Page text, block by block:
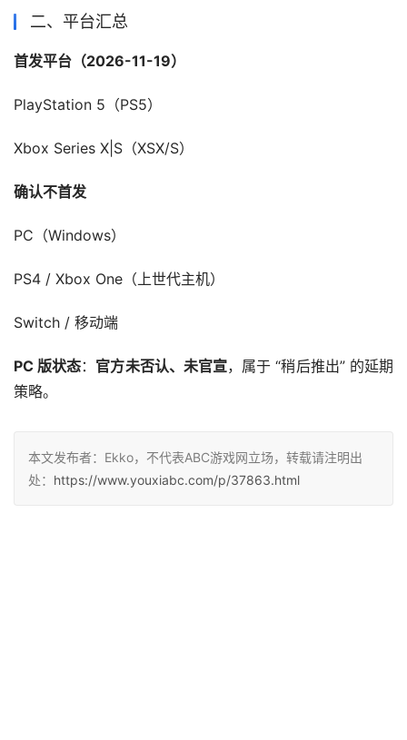
二、平台汇总
首发平台（2026-11-19）
PlayStation 5（PS5）
Xbox Series X|S（XSX/S）
确认不首发
PC（Windows）
PS4 / Xbox One（上世代主机）
Switch / 移动端
PC 版状态： 官方未否认、未官宣，属于 “稍后推出” 的延期
策略。
本文发布者：Ekko，不代表ABC游戏网立场，转载请注明出
处： https://www.youxiabc.com/p/37863.html